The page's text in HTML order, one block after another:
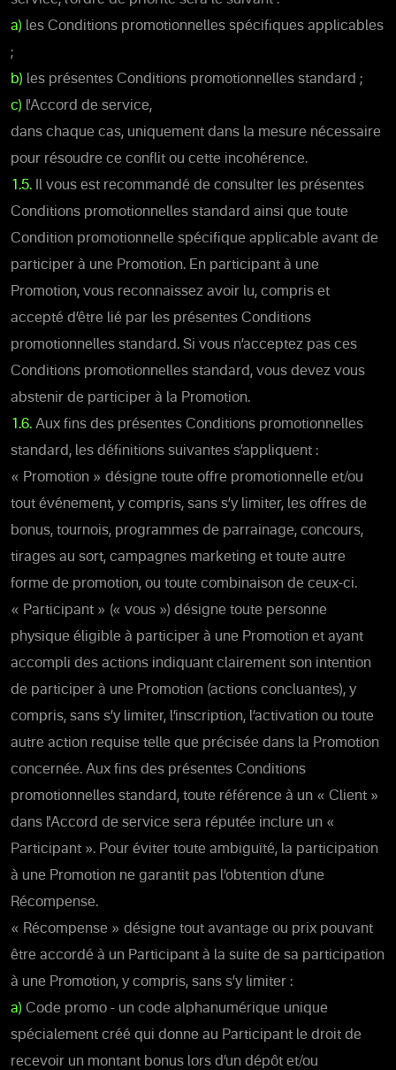
a) les Conditions promotionnelles spécifiques applicables
;
b) les présentes Conditions promotionnelles standard ;
c) l'Accord de service,
dans chaque cas, uniquement dans la mesure nécessaire
pour résoudre ce conflit ou cette incohérence.
1.5. Il vous est recommandé de consulter les présentes
Conditions promotionnelles standard ainsi que toute
Condition promotionnelle spécifique applicable avant de
participer à une Promotion. En participant à une
Promotion, vous reconnaissez avoir lu, compris et
accepté d’être lié par les présentes Conditions
promotionnelles standard. Si vous n’acceptez pas ces
Conditions promotionnelles standard, vous devez vous
abstenir de participer à la Promotion.
1.6. Aux fins des présentes Conditions promotionnelles
standard, les définitions suivantes s’appliquent :
« Promotion » désigne toute offre promotionnelle et/ou
tout événement, y compris, sans s’y limiter, les offres de
bonus, tournois, programmes de parrainage, concours,
tirages au sort, campagnes marketing et toute autre
forme de promotion, ou toute combinaison de ceux-ci.
« Participant » (« vous ») désigne toute personne
physique éligible à participer à une Promotion et ayant
accompli des actions indiquant clairement son intention
de participer à une Promotion (actions concluantes), y
compris, sans s’y limiter, l’inscription, l’activation ou toute
autre action requise telle que précisée dans la Promotion
concernée. Aux fins des présentes Conditions
promotionnelles standard, toute référence à un « Client »
dans l'Accord de service sera réputée inclure un «
Participant ». Pour éviter toute ambiguïté, la participation
à une Promotion ne garantit pas l’obtention d’une
Récompense.
« Récompense » désigne tout avantage ou prix pouvant
être accordé à un Participant à la suite de sa participation
à une Promotion, y compris, sans s’y limiter :
a) Code promo - un code alphanumérique unique
spécialement créé qui donne au Participant le droit de
recevoir un montant bonus lors d’un dépôt et/ou